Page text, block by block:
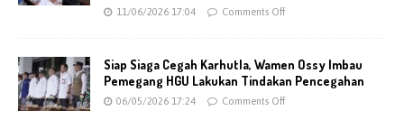
11/06/2026 17:04 Comments Off
Siap Siaga Cegah Karhutla, Wamen Ossy Imbau
Pemegang HGU Lakukan Tindakan Pencegahan
06/05/2026 17:24 Comments Off